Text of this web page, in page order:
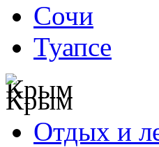
Сочи
Туапсе
Крым
Отдых и